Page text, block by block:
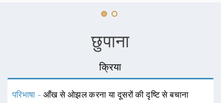
छुपाना
क्रिया
परिभाषा - आँख से ओझल करना या दूसरों की दृष्टि से बचाना